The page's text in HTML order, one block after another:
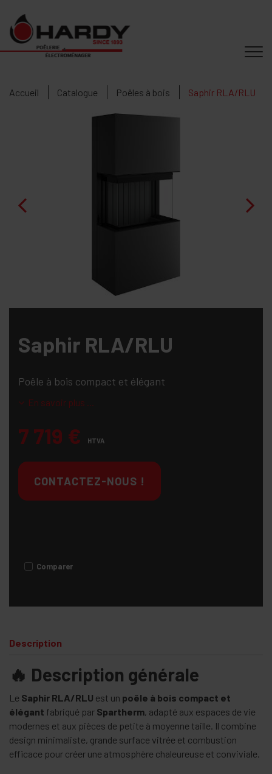
Accueil Catalogue Poêles à bois Saphir RLA/RLU
Saphir RLA/RLU
Poêle à bois compact et élégant
En savoir plus ...
7 719 € HTVA
CONTACTEZ-NOUS !
Comparer
Description
🔥 Description générale
Le Saphir RLA/RLU est un poêle à bois compact et
élégant fabriqué par Spartherm, adapté aux espaces de vie
modernes et aux pièces de petite à moyenne taille. Il combine
design minimaliste, grande surface vitrée et combustion
efficace pour créer une atmosphère chaleureuse et conviviale.